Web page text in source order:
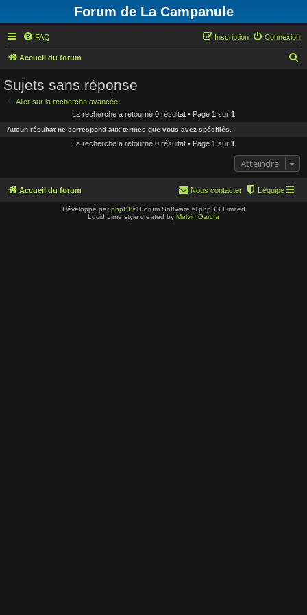
Forum de La Campanule
FAQ Connexion
Inscription
Accueil du forum
c
h
Sujets sans réponse
Aller sur la recherche avancée
La recherche a retourné 0 résultat • Page 1 sur 1
Aucun résultat ne correspond aux termes que vous avez spécifiés.
La recherche a retourné 0 résultat • Page 1 sur 1
Atteindre
Accueil du forum L’équipe
Nous contacter
Développé par phpBB® Forum Software © phpBB Limited
Lucid Lime style created by Melvin García